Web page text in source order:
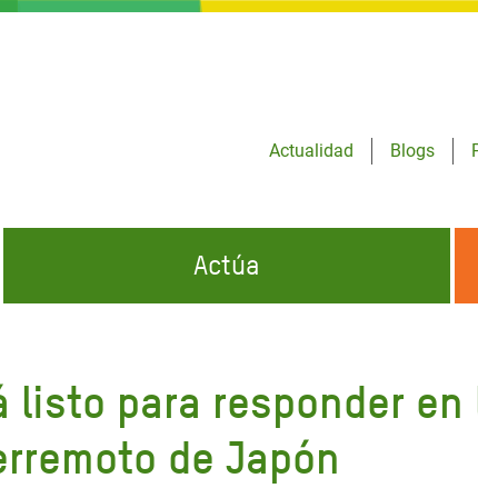
Actualidad
Blogs
Appeal
por la Crisis en
CONÓCENOS
Actúa
listo para responder
de Japón